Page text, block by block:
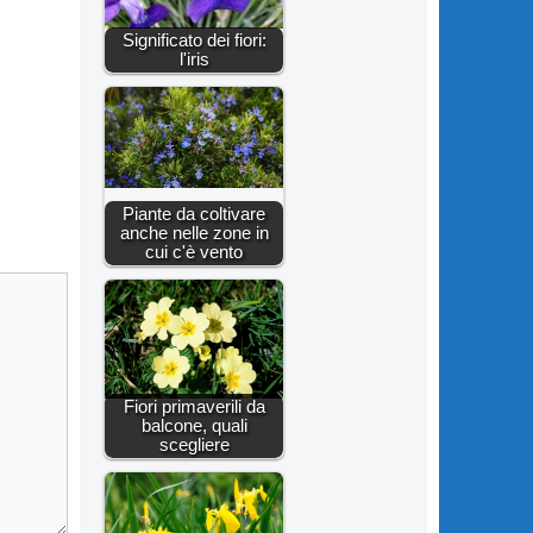
Significato dei fiori:
l'iris
Piante da coltivare
anche nelle zone in
cui c'è vento
Fiori primaverili da
balcone, quali
scegliere